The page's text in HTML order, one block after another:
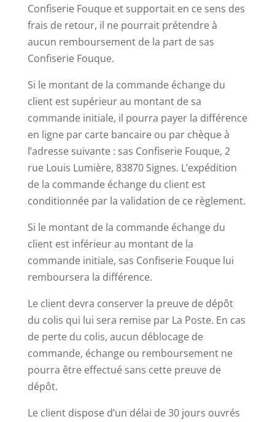
Confiserie Fouque et supportait en ce sens des
frais de retour, il ne pourrait prétendre à
aucun remboursement de la part de sas
Confiserie Fouque.
Si le montant de la commande échange du
client est supérieur au montant de sa
commande initiale, il pourra payer la différence
en ligne par carte bancaire ou par chèque à
l’adresse suivante : sas Confiserie Fouque, 2
rue Louis Lumière, 83870 Signes. L’expédition
de la commande échange du client est
conditionnée par la validation de ce règlement.
Si le montant de la commande échange du
client est inférieur au montant de la
commande initiale, sas Confiserie Fouque lui
remboursera la différence.
Le client devra conserver la preuve de dépôt
du colis qui lui sera remise par La Poste. En cas
de perte du colis, aucun déblocage de
commande, échange ou remboursement ne
pourra être effectué sans cette preuve de
dépôt.
Le client dispose d’un délai de 30 jours ouvrés